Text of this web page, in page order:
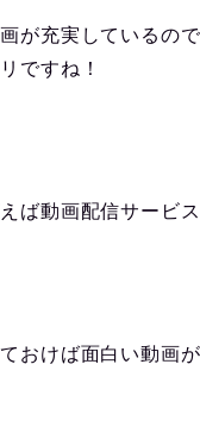
が充実しているの
ですね！
ば動画配信サービス
おけば面白い動画